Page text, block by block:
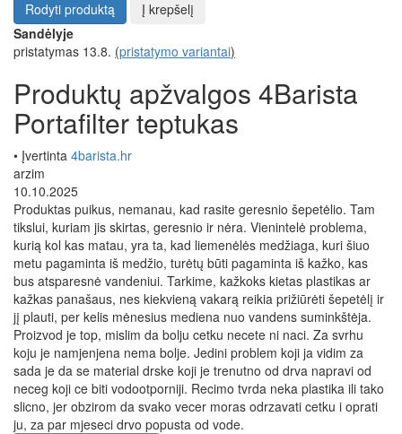
Rodyti produktą
Į krepšelį
Sandėlyje
pristatymas 13.8. (pristatymo variantai)
Produktų apžvalgos 4Barista
Portafilter teptukas
• Įvertinta 4barista.hr
arzim
10.10.2025
Produktas puikus, nemanau, kad rasite geresnio šepetėlio. Tam
tikslui, kuriam jis skirtas, geresnio ir nėra. Vienintelė problema,
kurią kol kas matau, yra ta, kad liemenėlės medžiaga, kuri šiuo
metu pagaminta iš medžio, turėtų būti pagaminta iš kažko, kas
bus atsparesnė vandeniui. Tarkime, kažkoks kietas plastikas ar
kažkas panašaus, nes kiekvieną vakarą reikia prižiūrėti šepetėlį ir
jį plauti, per kelis mėnesius mediena nuo vandens suminkštėja.
Proizvod je top, mislim da bolju cetku necete ni naci. Za svrhu
koju je namjenjena nema bolje. Jedini problem koji ja vidim za
sada je da se material drske koji je trenutno od drva napravi od
neceg koji ce biti vodootporniji. Recimo tvrda neka plastika ili tako
slicno, jer obzirom da svako vecer moras odrzavati cetku i oprati
ju, za par mjeseci drvo popusta od vode.